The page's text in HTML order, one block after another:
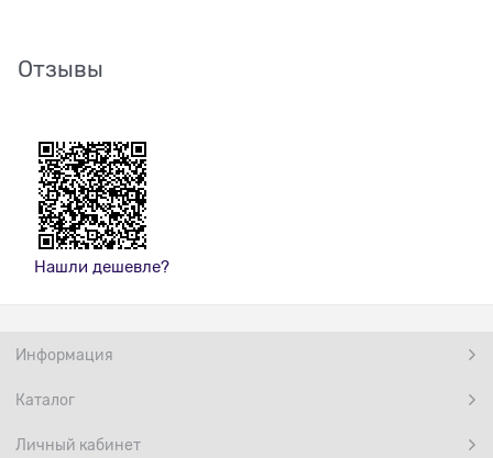
Отзывы
Нашли дешевле?
Информация
Каталог
Личный кабинет